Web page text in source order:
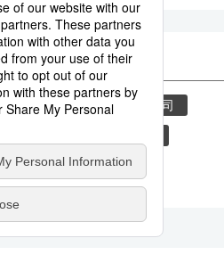
唐奖 小野药品工业公司
单抗 教育